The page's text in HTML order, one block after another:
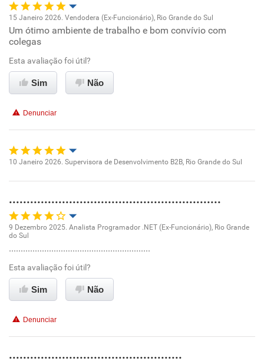
Conciliação com a vida familiar
Recomenda esta empresa
Oportunidade de promoção
Ambiente de trabalho
Conciliação com a vida familiar
Recomenda esta empresa
Recomenda a diretoria
15 Janeiro 2026. Vendodera (Ex-Funcionário), Rio Grande do Sul
Um ótimo ambiente de trabalho e bom convívio com
colegas
Esta avaliação foi útil?
Sim Não
Denunciar
Ambiente de trabalho
Conciliação com a vida familiar
Benefícios
Recomenda esta empresa
10 Janeiro 2026. Supervisora de Desenvolvimento B2B, Rio Grande do Sul
............................................................
Oportunidade de promoção
Ambiente de trabalho
Conciliação com a vida familiar
9 Dezembro 2025. Analista Programador .NET (Ex-Funcionário), Rio Grande
do Sul
............................................................
Esta avaliação foi útil?
Sim Não
Denunciar
.................................................